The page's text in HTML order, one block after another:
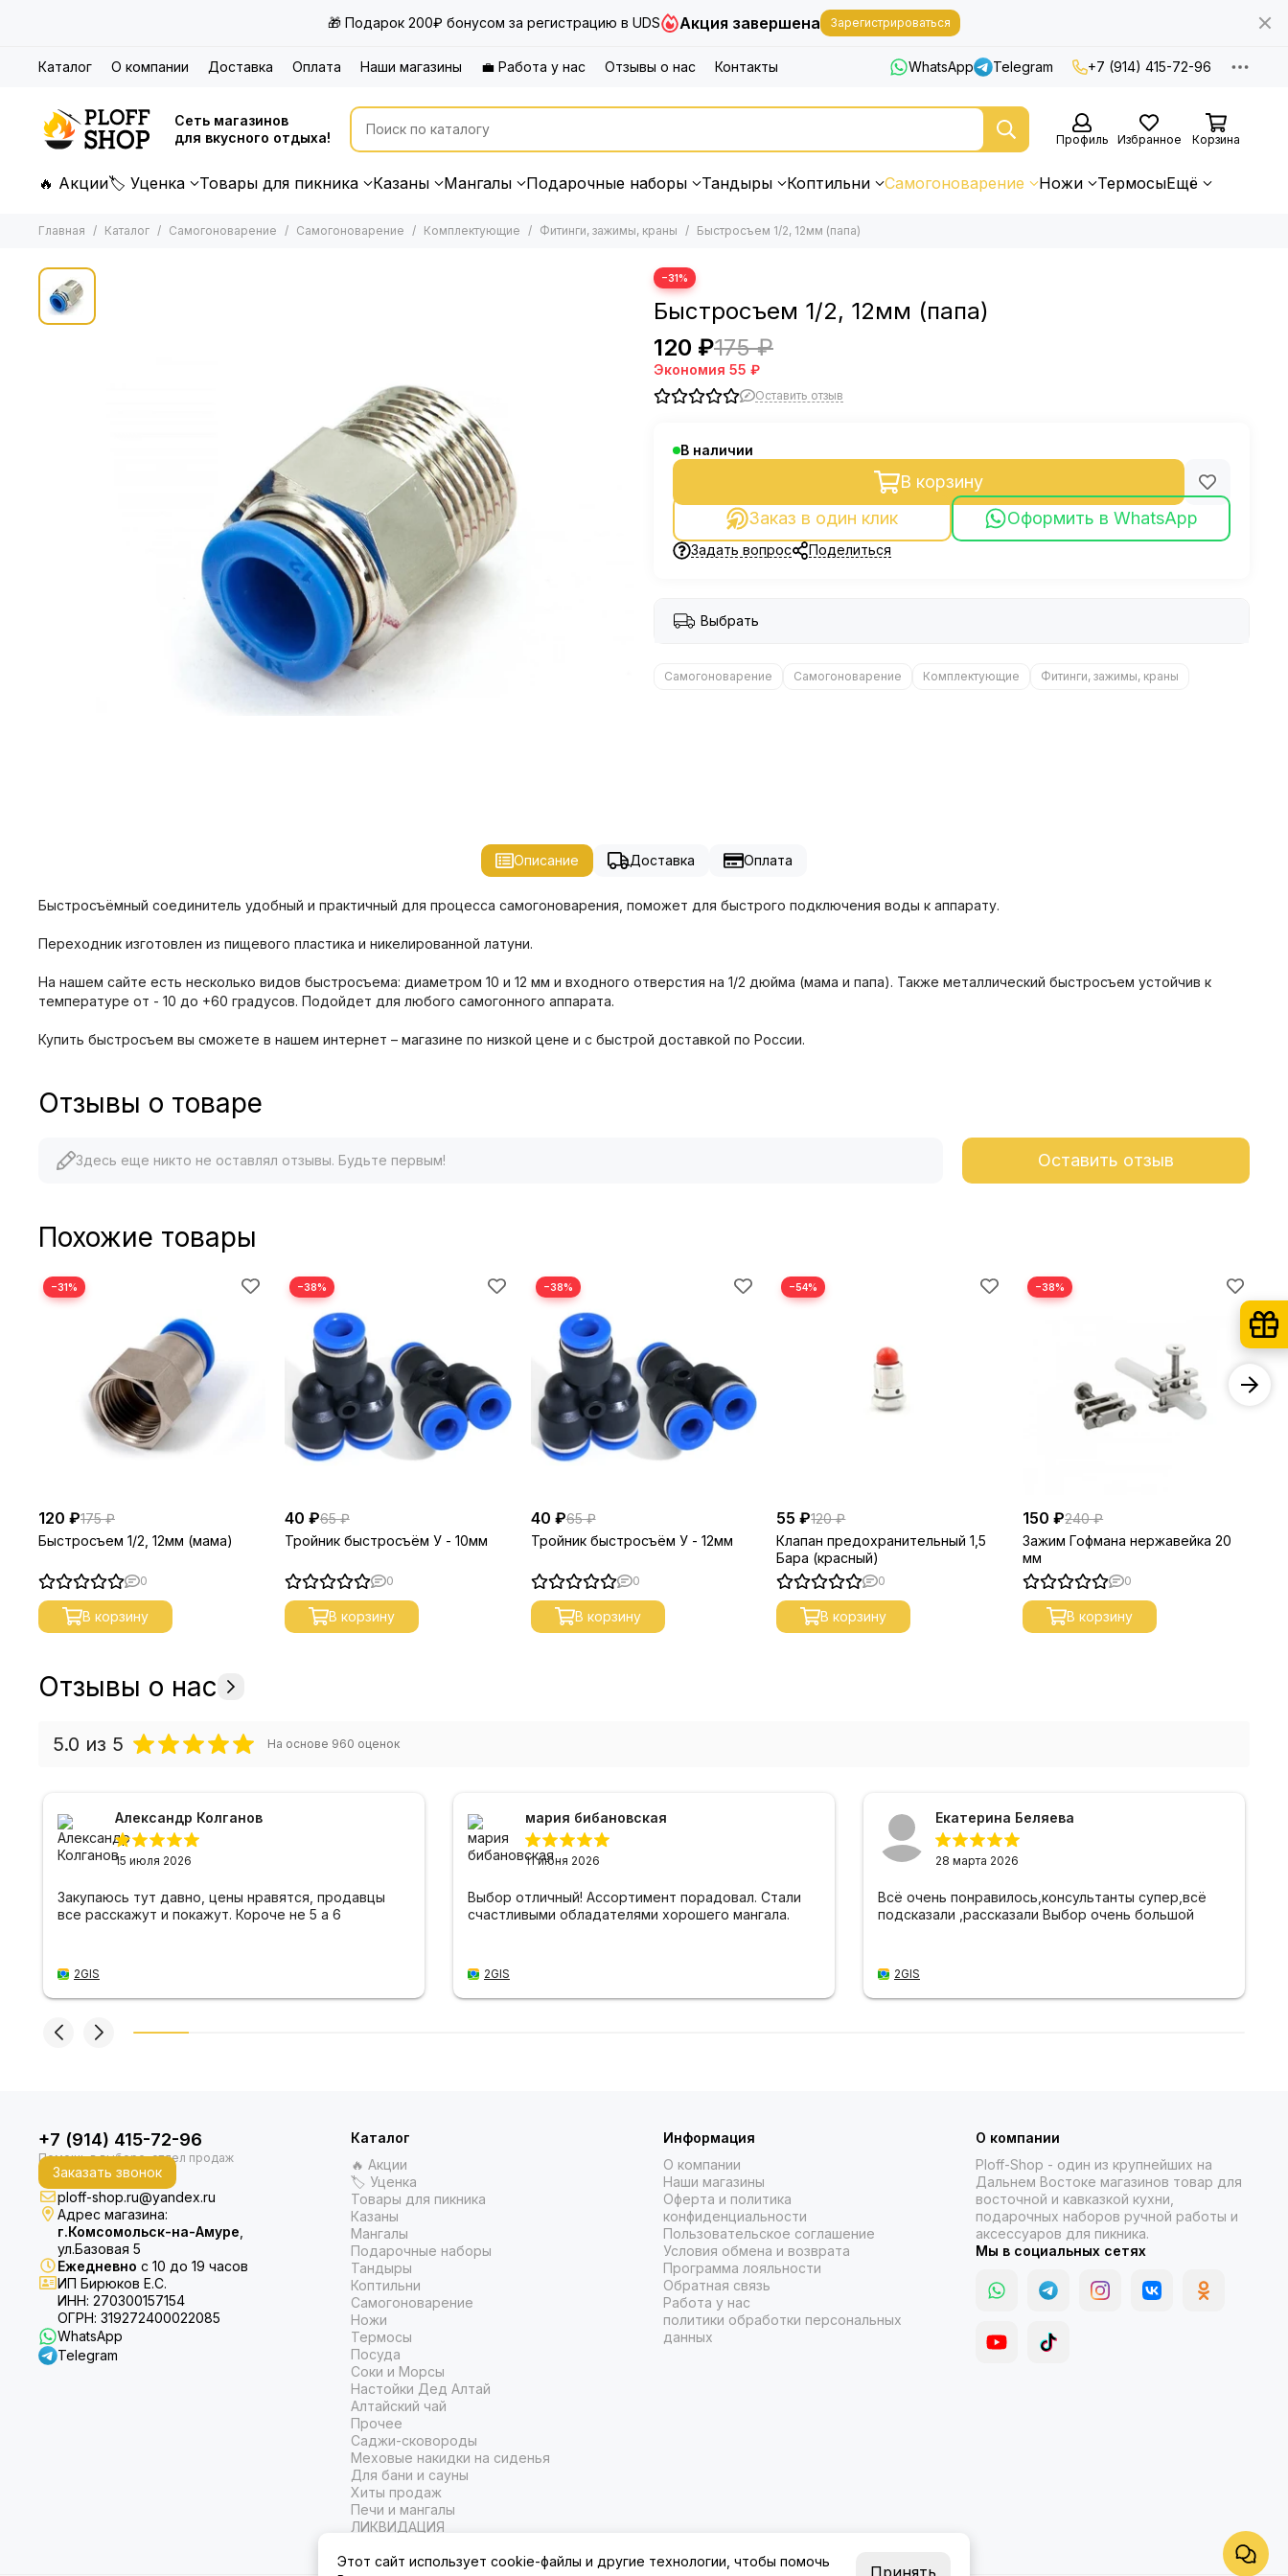
🎁 Подарок 200₽ бонусом за регистрацию в UDS Акция завершена Зарегистрироваться
Каталог О компании Доставка Оплата Наши магазины 💼 Работа у нас Отзывы о нас Контакты WhatsApp Telegram +7 (914) 415-72-96
Сеть магазинов
для вкусного отдыха!
Профиль Избранное Корзина
🔥 Акции🏷 Уценка Товары для пикника Казаны Мангалы Подарочные наборы Тандыры Коптильни Самогоноварение Ножи ТермосыЕщё
Главная Каталог Самогоноварение Самогоноварение Комплектующие Фитинги, зажимы, краны Быстросъем 1/2, 12мм (папа)
−31%
Быстросъем 1/2, 12мм (папа)
120 ₽175 ₽
Экономия 55 ₽
Оставить отзыв
В наличии
В корзину
Заказ в один клик
Оформить в WhatsApp
Задать вопрос Поделиться
Выбрать
Самогоноварение Самогоноварение Комплектующие Фитинги, зажимы, краны
Описание Доставка Оплата
Быстросъёмный соединитель удобный и практичный для процесса самогоноварения, поможет для быстрого подключения воды к аппарату.
Переходник изготовлен из пищевого пластика и никелированной латуни.
На нашем сайте есть несколько видов быстросъема: диаметром 10 и 12 мм и входного отверстия на 1/2 дюйма (мама и папа). Также металлический быстросъем устойчив к
температуре от - 10 до +60 градусов. Подойдет для любого самогонного аппарата.
Купить быстросъем вы сможете в нашем интернет – магазине по низкой цене и с быстрой доставкой по России.
Отзывы о товаре
Здесь еще никто не оставлял отзывы. Будьте первым! Оставить отзыв
Похожие товары
−31%
120 ₽175 ₽
Быстросъем 1/2, 12мм (мама)
0
В корзину
−38%
40 ₽65 ₽
Тройник быстросъём У - 10мм
0
В корзину
−38%
40 ₽65 ₽
Тройник быстросъём У - 12мм
0
В корзину
−54%
55 ₽120 ₽
Клапан предохранительный 1,5
Бара (красный)
0
В корзину
−38%
150 ₽240 ₽
Зажим Гофмана нержавейка 20
мм
0
В корзину
Отзывы о нас
5.0 из 5 На основе 960 оценок
Александр Колганов
15 июля 2026
Закупаюсь тут давно, цены нравятся, продавцы
все расскажут и покажут. Короче не 5 а 6
2GIS
мария бибановская
11 июня 2026
Выбор отличный! Ассортимент порадовал. Стали
счастливыми обладателями хорошего мангала.
2GIS
Екатерина Беляева
28 марта 2026
Всё очень понравилось,консультанты супер,всё
подсказали ,рассказали Выбор очень большой
2GIS
+7 (914) 415-72-96
Заказать звонок
ploff-shop.ru@yandex.ru
Адрес магазина:
г.Комсомольск-на-Амуре
ул.Базовая 5
Ежедневно с 10 до 19 часов
ИП Бирюков Е.С.
ИНН: 270300157154
ОГРН: 319272400022085
WhatsApp
Telegram
Каталог
🔥 Акции
🏷 Уценка
Товары для пикника
Казаны
Мангалы
Подарочные наборы
Тандыры
Коптильни
Самогоноварение
Ножи
Термосы
Посуда
Соки и Морсы
Настойки Дед Алтай
Алтайский чай
Прочее
Саджи-сковороды
Меховые накидки на сиденья
Для бани и сауны
Хиты продаж
Печи и мангалы
ЛИКВИДАЦИЯ
Информация
О компании
Наши магазины
Оферта и политика
конфиденциальности
Пользовательское соглашение
Условия обмена и возврата
Программа лояльности
Обратная связь
Работа у нас
политики обработки персональных
данных
О компании
Ploff-Shop - один из крупнейших на
Дальнем Востоке магазинов товар для
восточной и кавказкой кухни,
подарочных наборов ручной работы и
аксессуаров для пикника.
Мы в социальных сетях
Этот сайт использует cookie-файлы и другие технологии, чтобы помочь
Принять